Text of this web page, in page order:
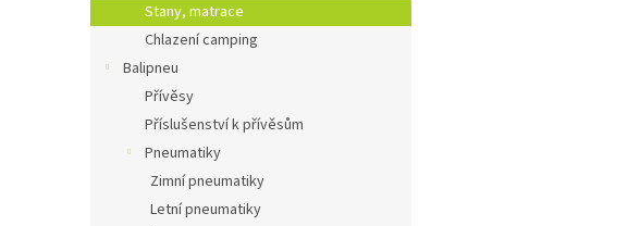
Stany, matrace
Chlazení camping
Balipneu
Přívěsy
Příslušenství k přívěsům
Pneumatiky
Zimní pneumatiky
Letní pneumatiky